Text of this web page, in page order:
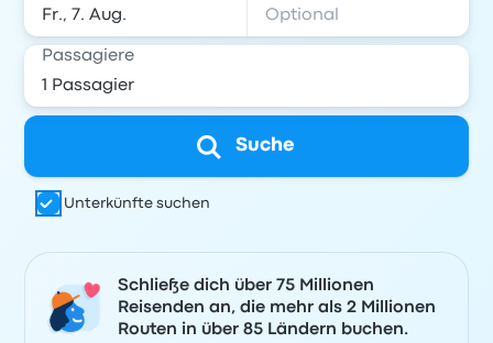
Passagiere
Suche
Unterkünfte suchen
Schließe dich über 75 Millionen
Reisenden an, die mehr als 2 Millionen
Routen in über 85 Ländern buchen.